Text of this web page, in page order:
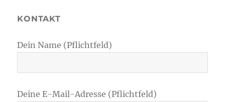
KONTAKT
Dein Name (Pflichtfeld)
Deine E-Mail-Adresse (Pflichtfeld)